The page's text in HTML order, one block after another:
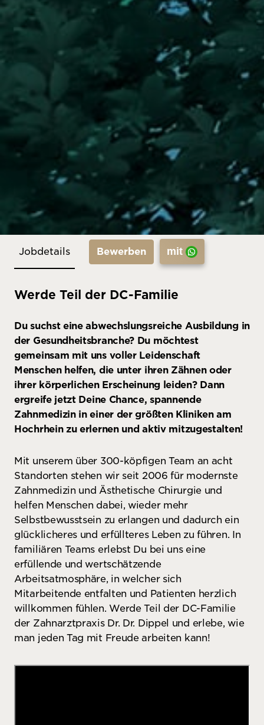
Jobdetails Bewerben mit
Werde Teil der DC-Familie
Du suchst eine abwechslungsreiche Ausbildung in
der Gesundheitsbranche? Du möchtest
gemeinsam mit uns voller Leidenschaft
Menschen helfen, die unter ihren Zähnen oder
ihrer körperlichen Erscheinung leiden? Dann
ergreife jetzt Deine Chance, spannende
Zahnmedizin in einer der größten Kliniken am
Hochrhein zu erlernen und aktiv mitzugestalten!
Mit unserem über 300-köpfigen Team an acht
Standorten stehen wir seit 2006 für modernste
Zahnmedizin und Ästhetische Chirurgie und
helfen Menschen dabei, wieder mehr
Selbstbewusstsein zu erlangen und dadurch ein
glücklicheres und erfüllteres Leben zu führen. In
familiären Teams erlebst Du bei uns eine
erfüllende und wertschätzende
Arbeitsatmosphäre, in welcher sich
Mitarbeitende entfalten und Patienten herzlich
willkommen fühlen. Werde Teil der DC-Familie
der Zahnarztpraxis Dr. Dr. Dippel und erlebe, wie
man jeden Tag mit Freude arbeiten kann!